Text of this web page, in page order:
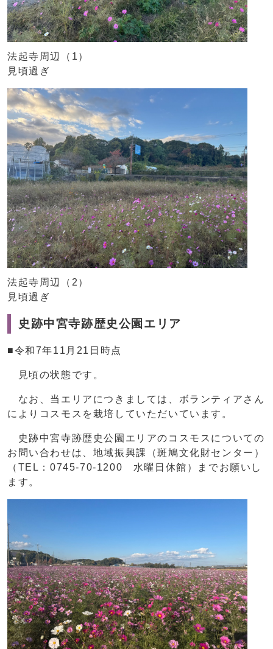
法起寺周辺（1）
見頃過ぎ
法起寺周辺（2）
見頃過ぎ
史跡中宮寺跡歴史公園エリア
■令和7年11月21日時点
見頃の状態です。
なお、当エリアにつきましては、ボランティアさん
によりコスモスを栽培していただいています。
史跡中宮寺跡歴史公園エリアのコスモスについての
お問い合わせは、地域振興課（斑鳩文化財センター）
（TEL：0745-70-1200 水曜日休館）までお願いし
ます。